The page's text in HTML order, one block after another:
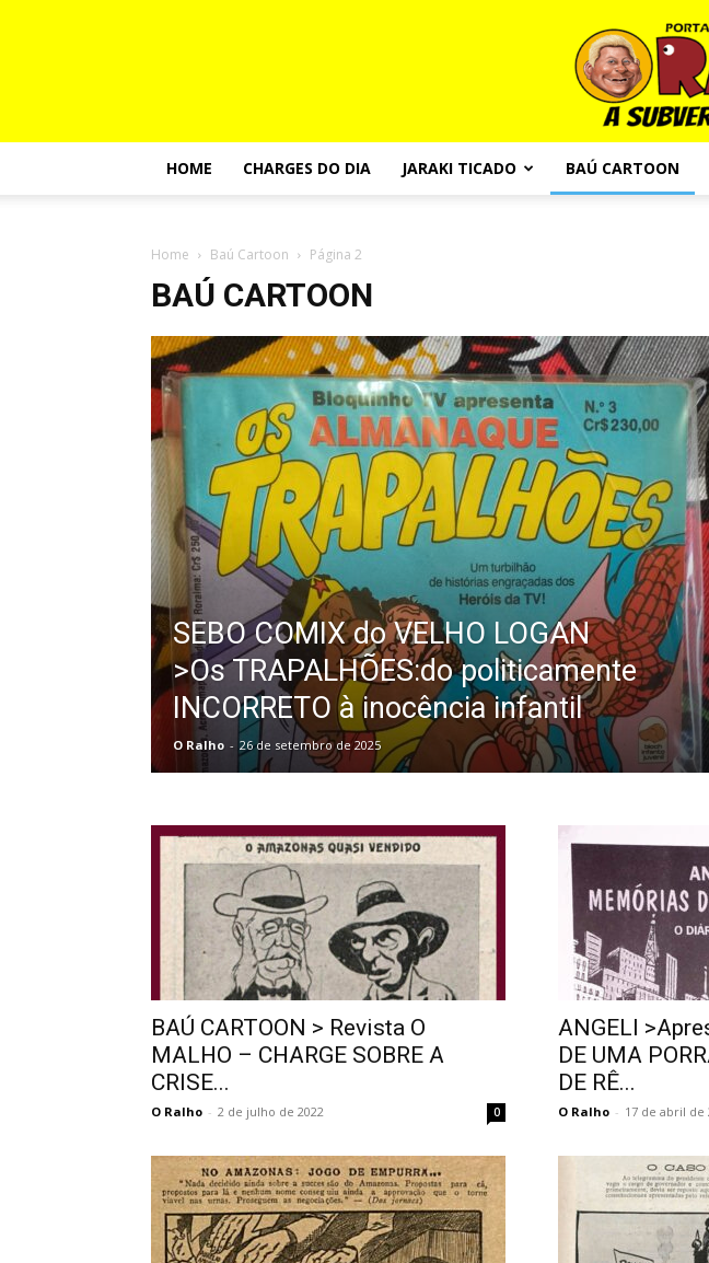
HOME CHARGES DO DIA JARAKI TICADO BAÚ CARTOON
Home Baú Cartoon Página 2
BAÚ CARTOON
SEBO COMIX do VELHO LOGAN
>Os TRAPALHÕES:do politicamente
INCORRETO à inocência infantil
O Ralho - 26 de setembro de 2025
BAÚ CARTOON > Revista O
MALHO – CHARGE SOBRE A
CRISE...
O Ralho - 2 de julho de 2022 0
ANGELI
DE UMA
DE RÊ...
O Ralho - 17 de abril de